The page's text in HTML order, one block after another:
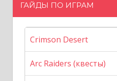
ГАЙДЫ ПО ИГРАМ
Crimson Desert
Arc Raiders (квесты)